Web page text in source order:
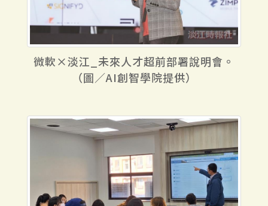
微軟×淡江_未來人才超前部署說明會。
（圖／AI創智學院提供）